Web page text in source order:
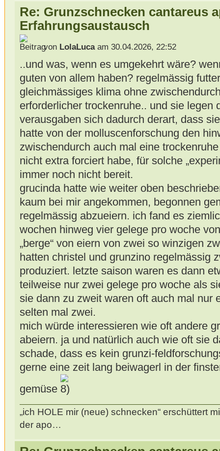
Re: Grunzschnecken cantareus
Erfahrungsaustausch
von LolaLucaam 30.04.2026, 22:52
..und was, wenn es umgekehrt wäre?
guten von allem haben? regelmässig
gleichmässiges klima ohne
erforderlicher trockenruhe.. und sie legen
verausgaben sich dadurch derart, dass
hatte von der molluscenforschung den
zwischendurch auch mal eine
nicht extra forciert habe, für solche
immer noch nicht bereit.
grucinda hatte wie weiter oben
kaum bei mir angekommen, begonnen
regelmässig abzueiern. ich fand es
wochen hinweg vier gelege pro woche
„berge“ von eiern von zwei so winzigen
hatten christel und grunzino regelmässig
produziert. letzte saison waren es dann
teilweise nur zwei gelege pro woche als
sie dann zu zweit waren oft auch mal nur
selten mal zwei.
mich würde interessieren wie oft andere
abeiern. ja und natürlich auch wie oft sie
schade, dass es kein grunzi-
gerne eine zeit lang beiwagerl in der
gemüse
„ich HOLE mir (neue) schnecken“ erschüttert
der apo…